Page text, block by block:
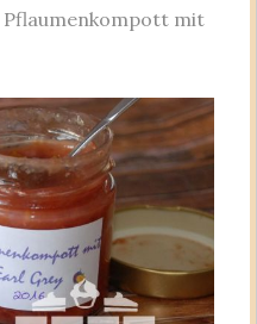
Pflaumenkompott mit